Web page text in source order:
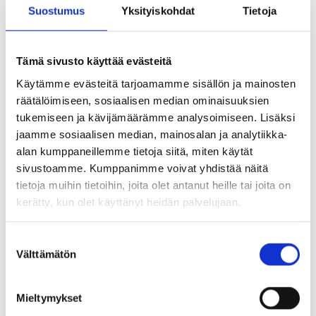
Suostumus Yksityiskohdat Tietoja
Tämä sivusto käyttää evästeitä
Käytämme evästeitä tarjoamamme sisällön ja mainosten
räätälöimiseen, sosiaalisen median ominaisuuksien
tukemiseen ja kävijämäärämme analysoimiseen. Lisäksi
jaamme sosiaalisen median, mainosalan ja analytiikka-
alan kumppaneillemme tietoja siitä, miten käytät
sivustoamme. Kumppanimme voivat yhdistää näitä
tietoja muihin tietoihin, joita olet antanut heille tai joita on
kerätty, kun olet käyttänyt heidän palvelujaan.
Välttämätön
Mieltymykset
Uudenmaan Työterveys Oy:n ylimääräiseen
yhtiökokoukseen
Kunnanhallitus päätti
yhtiökokousedustajaksi talousjohtaja Kari
Pekka Röntysen;​